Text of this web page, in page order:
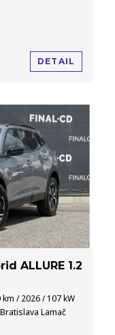
DETAIL
ALLURE 1.2
km / 2026 / 107 kW
Lamač